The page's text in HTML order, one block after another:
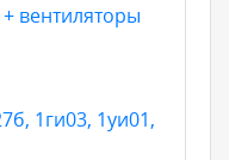
вентиляторы
1ги03, 1уи01,